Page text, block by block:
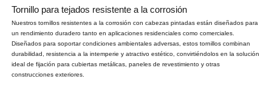
Tornillo para tejados resistente a la corrosión
Nuestros tornillos resistentes a la corrosión con cabezas pintadas están diseñados para
un rendimiento duradero tanto en aplicaciones residenciales como comerciales.
Diseñados para soportar condiciones ambientales adversas, estos tornillos combinan
durabilidad, resistencia a la intemperie y atractivo estético, convirtiéndolos en la solución
ideal de fijación para cubiertas metálicas, paneles de revestimiento y otras
construcciones exteriores.